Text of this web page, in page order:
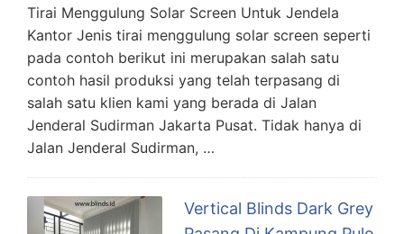
Tirai Menggulung Solar Screen Untuk Jendela
Kantor Jenis tirai menggulung solar screen seperti
pada contoh berikut ini merupakan salah satu
contoh hasil produksi yang telah terpasang di
salah satu klien kami yang berada di Jalan
Jenderal Sudirman Jakarta Pusat. Tidak hanya di
Jalan Jenderal Sudirman, …
Vertical Blinds Dark Grey